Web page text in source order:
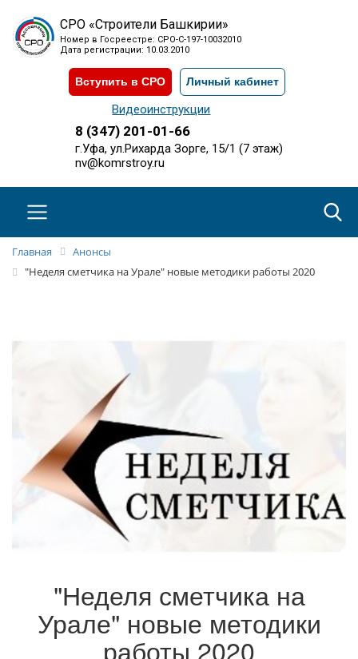
СРО «Строители Башкирии»
Номер в Госреестре: СРО-С-197-10032010
Дата регистрации: 10.03.2010
Вступить в СРО Личный кабинет
Видеоинструкции
8 (347) 201-01-66
г.Уфа, ул.Рихарда Зорге, 15/1 (7 этаж)
nv@komrstroy.ru
Главная
Анонсы
"Неделя сметчика на Урале" новые методики работы 2020
"Неделя сметчика на
Урале" новые методики
работы 2020